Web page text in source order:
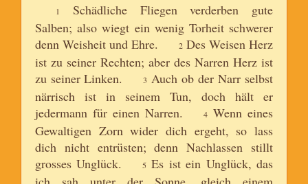
1
Schädliche Fliegen verderben gute
Salben; also wiegt ein wenig Torheit schwerer
denn Weisheit und Ehre.
2 Des Weisen Herz
ist zu seiner Rechten; aber des Narren Herz ist
zu seiner Linken.
3 Auch ob der Narr selbst
närrisch ist in seinem Tun, doch hält er
jedermann für einen Narren.
4 Wenn eines
Gewaltigen Zorn wider dich ergeht, so lass
dich nicht entrüsten; denn Nachlassen stillt
grosses Unglück.
5 Es ist ein Unglück, das